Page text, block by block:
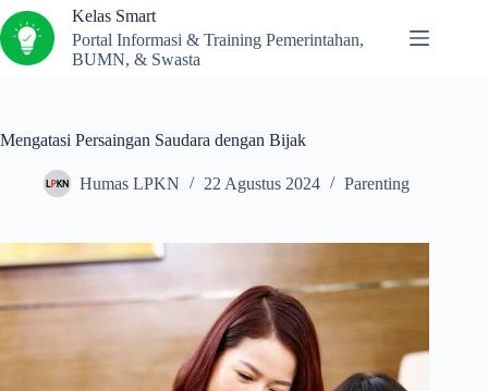
Kelas Smart
Portal Informasi & Training Pemerintahan,
BUMN, & Swasta
Mengatasi Persaingan Saudara dengan Bijak
Humas LPKN 22 Agustus 2024 Parenting